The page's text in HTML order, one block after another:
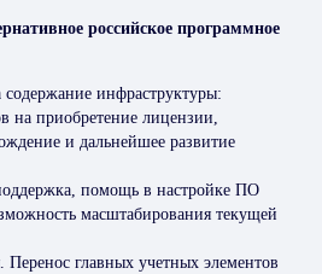
российское программное
инфраструктуры:
на приобретение лицензии,
и дальнейшее развитие
помощь в настройке ПО
масштабирования текущей
Перенос главных учетных элементов